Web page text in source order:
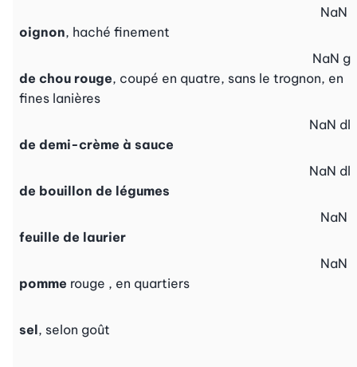
oignon, haché finement
NaN
de chou rouge, coupé en quatre, sans le trognon, en
fines lanières
NaN g
de demi-crème à sauce
NaN dl
de bouillon de légumes
NaN dl
feuille de laurier
NaN
pomme rouge , en quartiers
NaN
sel, selon goût